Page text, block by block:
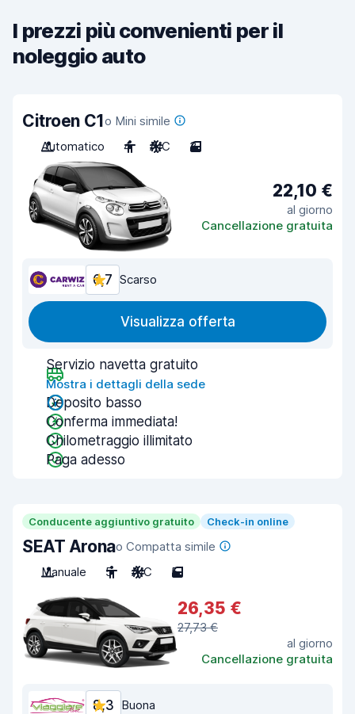
I prezzi più convenienti per il
noleggio auto
Citroen C1o Mini simile
Automatico
4 A/C 3
22,10 €
al giorno
Cancellazione gratuita
6,7 Scarso
Visualizza offerta
Servizio navetta gratuito
Mostra i dettagli della sede
Deposito basso
Conferma immediata!
Chilometraggio illimitato
Paga adesso
Conducente aggiuntivo gratuito Check-in online
SEAT Aronao Compatta simile
Manuale
5 A/C 5
26,35 €
27,73 €
al giorno
Cancellazione gratuita
8,3 Buona